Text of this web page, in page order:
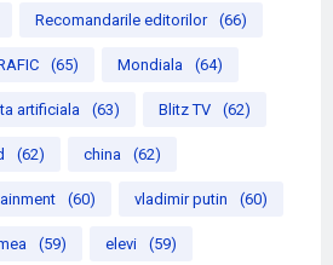
Recomandarile editorilor (66)
(65) Mondiala (64)
artificiala (63) Blitz TV (62)
(62) china (62)
(60) vladimir putin (60)
(59) elevi (59)